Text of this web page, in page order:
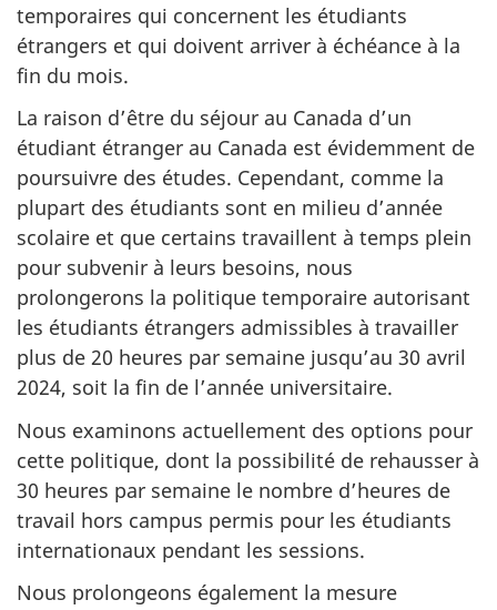
temporaires qui concernent les étudiants
étrangers et qui doivent arriver à échéance à la
fin du mois.
La raison d’être du séjour au Canada d’un
étudiant étranger au Canada est évidemment de
poursuivre des études. Cependant, comme la
plupart des étudiants sont en milieu d’année
scolaire et que certains travaillent à temps plein
pour subvenir à leurs besoins, nous
prolongerons la politique temporaire autorisant
les étudiants étrangers admissibles à travailler
plus de 20 heures par semaine jusqu’au 30 avril
2024, soit la fin de l’année universitaire.
Nous examinons actuellement des options pour
cette politique, dont la possibilité de rehausser à
30 heures par semaine le nombre d’heures de
travail hors campus permis pour les étudiants
internationaux pendant les sessions.
Nous prolongeons également la mesure